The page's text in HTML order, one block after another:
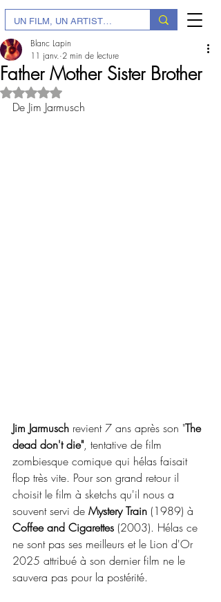
Father Mother Sister Brother
Blanc Lapin
11 janv. 2 min de lecture
Noté NaN étoiles sur 5.
De Jim Jarmusch
Jim Jarmusch revient 7 ans après son "The
dead don't die", tentative de film
zombiesque comique qui hélas faisait
flop très vite. Pour son grand retour il
choisit le film à sketchs qu'il nous a
souvent servi de Mystery Train (1989) à
Coffee and Cigarettes (2003). Hélas ce
ne sont pas ses meilleurs et le Lion d'Or
2025 attribué à son dernier film ne le
sauvera pas pour la postérité.